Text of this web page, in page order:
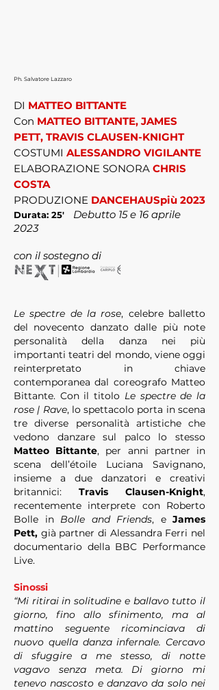
Ph. Salvatore Lazzaro
DI MATTEO BITTANTE
Con MATTEO BITTANTE, JAMES
PETT, TRAVIS CLAUSEN-KNIGHT
COSTUMI ALESSANDRO VIGILANTE
ELABORAZIONE SONORA CHRIS
COSTA
PRODUZIONE DANCEHAUSpiù 2023
Durata: 25'
Debutto 15 e 16 aprile
2023
con il sostegno di
Le spectre de la rose, celebre balletto
del novecento danzato dalle più note
personalità della danza nei più
importanti teatri del mondo, viene oggi
reinterpretato in chiave
contemporanea dal coreografo Matteo
Bittante. Con il titolo Le spectre de la
rose | Rave, lo spettacolo porta in scena
tre diverse personalità artistiche che
vedono danzare sul palco lo stesso
Matteo Bittante, per anni partner in
scena dell’étoile Luciana Savignano,
insieme a due danzatori e creativi
britannici: Travis Clausen-Knight,
recentemente interprete con Roberto
Bolle in Bolle and Friends, e James
Pett, già partner di Alessandra Ferri nel
documentario della BBC Performance
Live.
Sinossi
“Mi ritirai in solitudine e ballavo tutto il
giorno, fino allo sfinimento, ma al
mattino seguente ricominciava di
nuovo quella danza infernale. Cercavo
di sfuggire a me stesso, di notte
vagavo senza meta. Di giorno mi
tenevo nascosto e danzavo da solo nei